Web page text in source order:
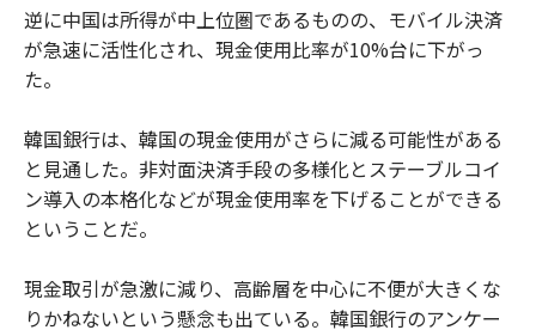
逆に中国は所得が中上位圏であるものの、モバイル決済
が急速に活性化され、現金使用比率が10%台に下がっ
た。
韓国銀行は、韓国の現金使用がさらに減る可能性がある
と見通した。非対面決済手段の多様化とステーブルコイ
ン導入の本格化などが現金使用率を下げることができる
ということだ。
現金取引が急激に減り、高齢層を中心に不便が大きくな
りかねないという懸念も出ている。韓国銀行のアンケー